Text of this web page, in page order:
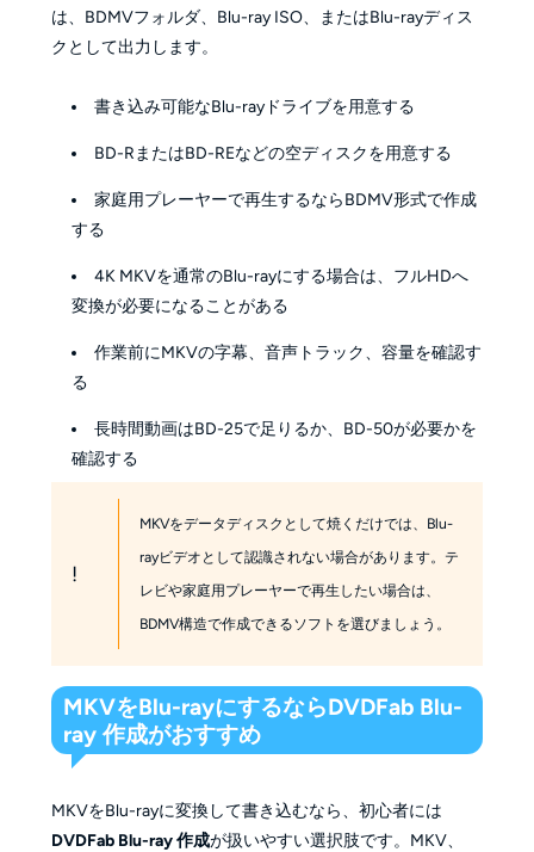
は、BDMVフォルダ、Blu-ray ISO、またはBlu-rayディス
クとして出力します。
書き込み可能なBlu-rayドライブを用意する
BD-RまたはBD-REなどの空ディスクを用意する
家庭用プレーヤーで再生するならBDMV形式で作成
する
4K MKVを通常のBlu-rayにする場合は、フルHDへ
変換が必要になることがある
作業前にMKVの字幕、音声トラック、容量を確認す
る
長時間動画はBD-25で足りるか、BD-50が必要かを
確認する
!
MKVをデータディスクとして焼くだけでは、Blu-
rayビデオとして認識されない場合があります。テ
レビや家庭用プレーヤーで再生したい場合は、
BDMV構造で作成できるソフトを選びましょう。
MKVをBlu-rayにするならDVDFab Blu-
ray 作成がおすすめ
MKVをBlu-rayに変換して書き込むなら、初心者には
DVDFab Blu-ray 作成が扱いやすい選択肢です。MKV、